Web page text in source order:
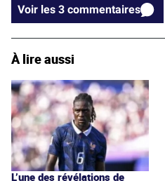
Voir les 3 commentaires
À lire aussi
L’une des révélations de